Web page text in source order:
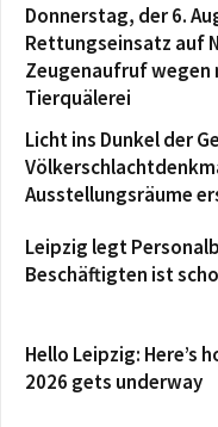
Donnerstag, der 6.
Rettungseinsatz auf
Zeugenaufruf wegen
Tierquälerei
Licht ins Dunkel der
Ausstellungsräume
Leipzig legt
Beschäftigten ist
Hello Leipzig: Here’s
2026 gets underway